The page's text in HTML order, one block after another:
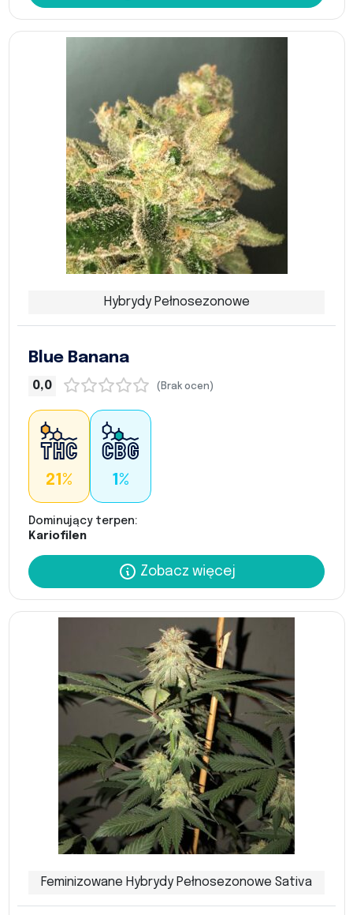
Hybrydy Pełnosezonowe
Blue Banana
0,0 (Brak ocen)
21% 1%
Dominujący terpen:
Kariofilen
Zobacz więcej
Feminizowane Hybrydy Pełnosezonowe Sativa